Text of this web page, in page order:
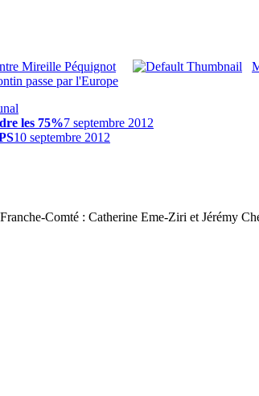
Mireille Péquignot
passe par l'Europe
les 75%7 septembre 2012
10 septembre 2012
Comté : Catherine Eme-Ziri et Jérémy